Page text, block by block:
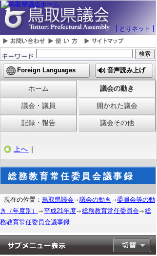
とりネット
Foreign Languages 音声読み上げ
ホーム 議会の動き
議会・議員 開かれた議会
記録・報告 議会その他
上へ ｜
総務教育常任委員会議事録
現在の位置： 鳥取県議会 議会の動き
委員会等の動
き（年度別）
平成21年度 総務教育常任委員会
総
務教育常任委員会議事録